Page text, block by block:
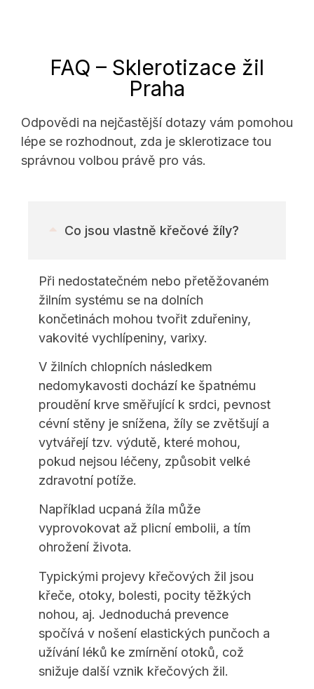
FAQ – Sklerotizace žil
Praha
Odpovědi na nejčastější dotazy vám pomohou
lépe se rozhodnout, zda je sklerotizace tou
správnou volbou právě pro vás.
Co jsou vlastně křečové žíly?
Při nedostatečném nebo přetěžovaném
žilním systému se na dolních
končetinách mohou tvořit zduřeniny,
vakovité vychlípeniny, varixy.
V žilních chlopních následkem
nedomykavosti dochází ke špatnému
proudění krve směřující k srdci, pevnost
cévní stěny je snížena, žíly se zvětšují a
vytvářejí tzv. výdutě, které mohou,
pokud nejsou léčeny, způsobit velké
zdravotní potíže.
Například ucpaná žíla může
vyprovokovat až plicní embolii, a tím
ohrožení života.
Typickými projevy křečových žil jsou
křeče, otoky, bolesti, pocity těžkých
nohou, aj. Jednoduchá prevence
spočívá v nošení elastických punčoch a
užívání léků ke zmírnění otoků, což
snižuje další vznik křečových žil.